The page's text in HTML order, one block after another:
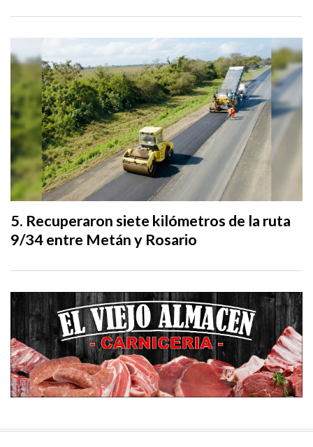
Recuperaron siete kilómetros de la ruta
9/34 entre Metán y Rosario